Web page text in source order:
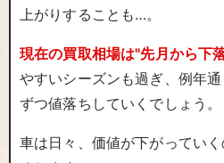
上がりすることも…。
現在の買取相場は"先月から下
やすいシーズンも過ぎ、例年
ずつ値落ちしていくでしょう。
車は日々、価値が下がってい